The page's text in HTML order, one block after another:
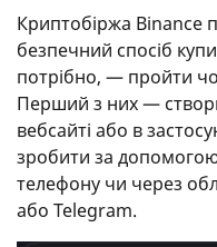
Криптобіржа Binance
безпечний спосіб
потрібно, — пройти
Перший з них —
вебсайті або в
зробити за
телефону чи через
або Telegram.